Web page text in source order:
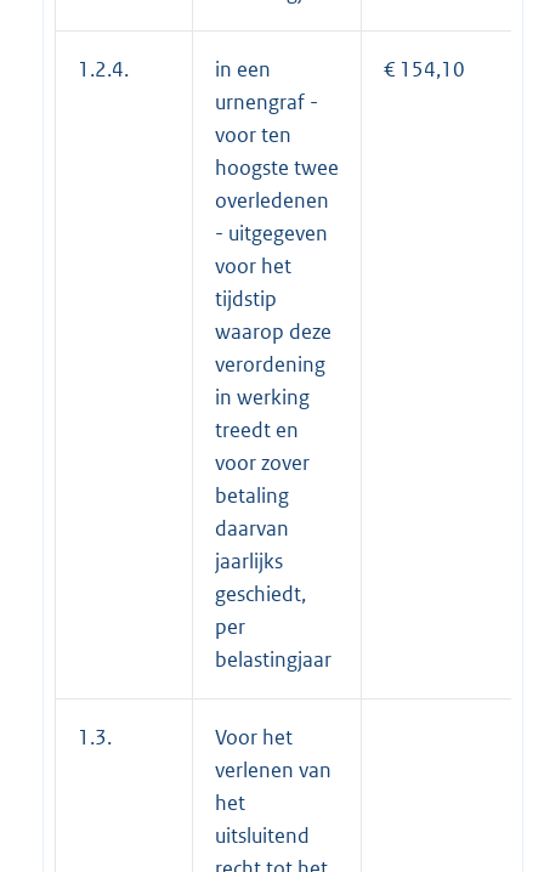
1.2.4.
in een
urnengraf -
voor ten
hoogste twee
overledenen
- uitgegeven
voor het
tijdstip
waarop deze
verordening
in werking
treedt en
voor zover
betaling
daarvan
jaarlijks
geschiedt,
per
belastingjaar
€ 154,10
1.3.
Voor het
verlenen van
het
uitsluitend